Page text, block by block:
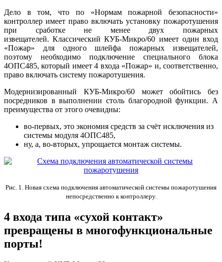
Дело в том, что по «Нормам пожарной безопасности»
контроллер имеет право включать установку пожаротушения
при сработке не менее двух пожарных
извещателей. Классический КУБ-Микро/60 имеет один вход
«Пожар» для одного шлейфа пожарных извещателей,
поэтому необходимо подключение специального блока
4ОПС485, который имеет 4 входа «Пожар» и, соответственно,
право включать систему пожаротушения.
Модернизированный КУБ-Микро/60 может обойтись без
посредников в выполнении столь благородной функции. А
преимущества от этого очевидны:
во-первых, это экономия средств за счёт исключения из
системы модуля 4ОПС485,
ну, а, во-вторых, упрощается монтаж системы.
Рис. 1. Новая схема подключения автоматической системы пожаротушения
непосредственно к контроллеру.
4 входа типа «сухой контакт»
превращены в многофункциональные
порты!